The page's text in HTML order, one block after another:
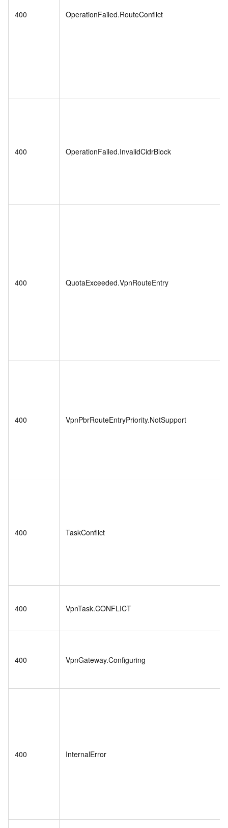
400 OperationFailed.RouteConflict
400 OperationFailed.InvalidCidrBlock
400 QuotaExceeded.VpnRouteEntry
400 VpnPbrRouteEntryPriority.NotSupport
400 TaskConflict
400 VpnTask.CONFLICT
400 VpnGateway.Configuring
400 InternalError